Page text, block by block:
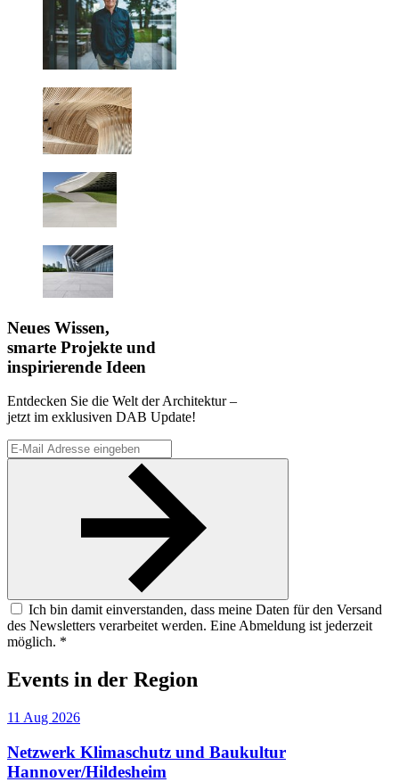
Neues Wissen,
smarte Projekte und
inspirierende Ideen
Entdecken Sie die Welt der Architektur –
jetzt im exklusiven DAB Update!
Ich bin damit einverstanden, dass meine Daten für den Versand
des Newsletters verarbeitet werden. Eine Abmeldung ist jederzeit
möglich. *
Events in der Region
11 Aug 2026
Netzwerk Klimaschutz und Baukultur
Hannover/Hildesheim